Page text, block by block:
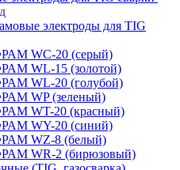
электроды для TIG
WC-20 (серый)
WL-15 (золотой)
WL-20 (голубой)
WP (зеленый)
WT-20 (красный)
WY-20 (синий)
WZ-8 (белый)
WR-2 (бирюзовый)